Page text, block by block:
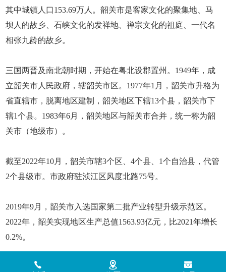
其中城镇人口153.69万人。韶关市是客家文化的聚集地、马
坝人的故乡、石峡文化的发祥地、禅宗文化的祖庭、一代名
相张九龄的故乡。
三国两晋及南北朝时期，开始在粤北设郡置州。1949年，成
立韶关市人民政府，辖韶关市区。1977年1月，韶关市升格为
省直辖市，脱离地区建制，韶关地区下辖13个县，韶关市下
辖1个县。1983年6月，韶关地区与韶关市合并，统一称为韶
关市（地级市）。
截至2022年10月，韶关市辖3个区、4个县、1个自治县，代管
2个县级市。市政府驻浈江区风度北路75号。
2019年9月，韶关市入选国家第二批产业转型升级示范区。
2022年，韶关实现地区生产总值1563.93亿元，比2021年增长
0.2%。
Copyright © 2018 - 2026 www.jinlingyasuoji.com
气胜智能装备（深圳）